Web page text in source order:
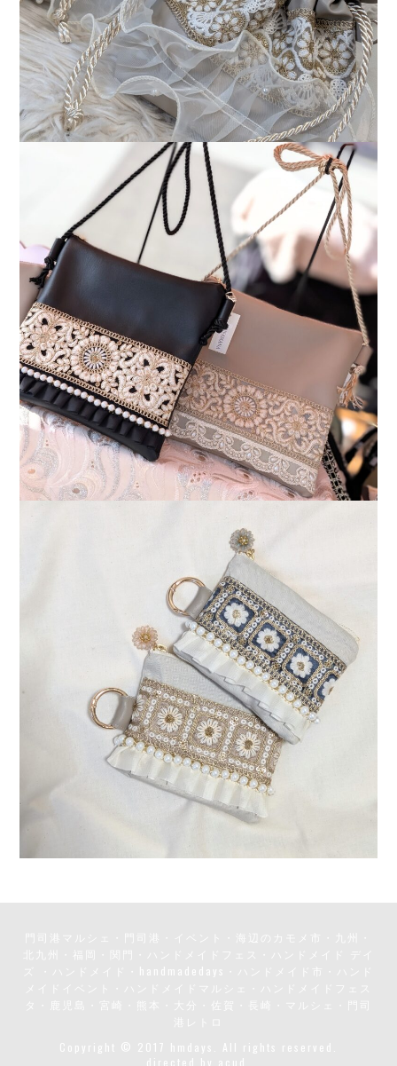
門司港マルシェ・門司港・イベント・海辺のカモメ市・九州・
ズ ・ハンドメイド・handmadedays・ハンドメイド市・ハンド
タ・鹿児島・宮崎・熊本・大分・佐賀・長崎・マルシェ・門司
Copyright © 2017 hmdays. All rights reserved.
directed by acud.